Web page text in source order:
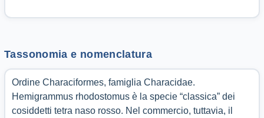
Tassonomia e nomenclatura
Ordine Characiformes, famiglia Characidae.
Hemigrammus rhodostomus è la specie “classica” dei
cosiddetti tetra naso rosso. Nel commercio, tuttavia, il